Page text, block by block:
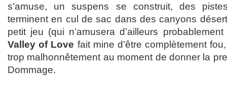
s’amuse, un suspens se construit, des
terminent en cul de sac dans des canyons
petit jeu (qui n’amusera d’ailleurs
Valley of Love fait mine d’être complètement
trop malhonnêtement au moment de donner la
Dommage.